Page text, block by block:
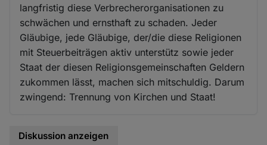
langfristig diese Verbrecherorganisationen zu
schwächen und ernsthaft zu schaden. Jeder
Gläubige, jede Gläubige, der/die diese Religionen
mit Steuerbeiträgen aktiv unterstütz sowie jeder
Staat der diesen Religionsgemeinschaften Geldern
zukommen lässt, machen sich mitschuldig. Darum
zwingend: Trennung von Kirchen und Staat!
Diskussion anzeigen